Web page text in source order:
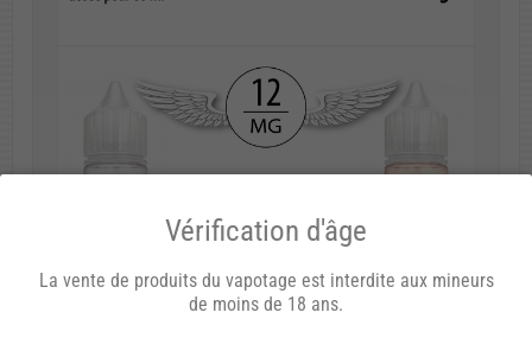
Vérification d'âge
La vente de produits du vapotage est interdite aux mineurs
de moins de 18 ans.